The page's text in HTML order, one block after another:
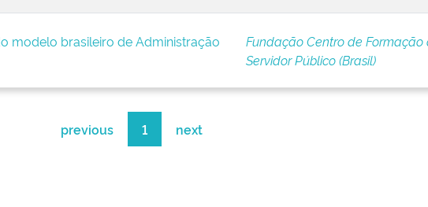
modelo brasileiro de Administração
Fundação Centro de Formação
Servidor Público (Brasil)
previous 1 next